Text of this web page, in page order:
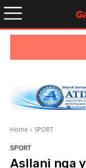
Home SPORT
SPORT
Asllani nga